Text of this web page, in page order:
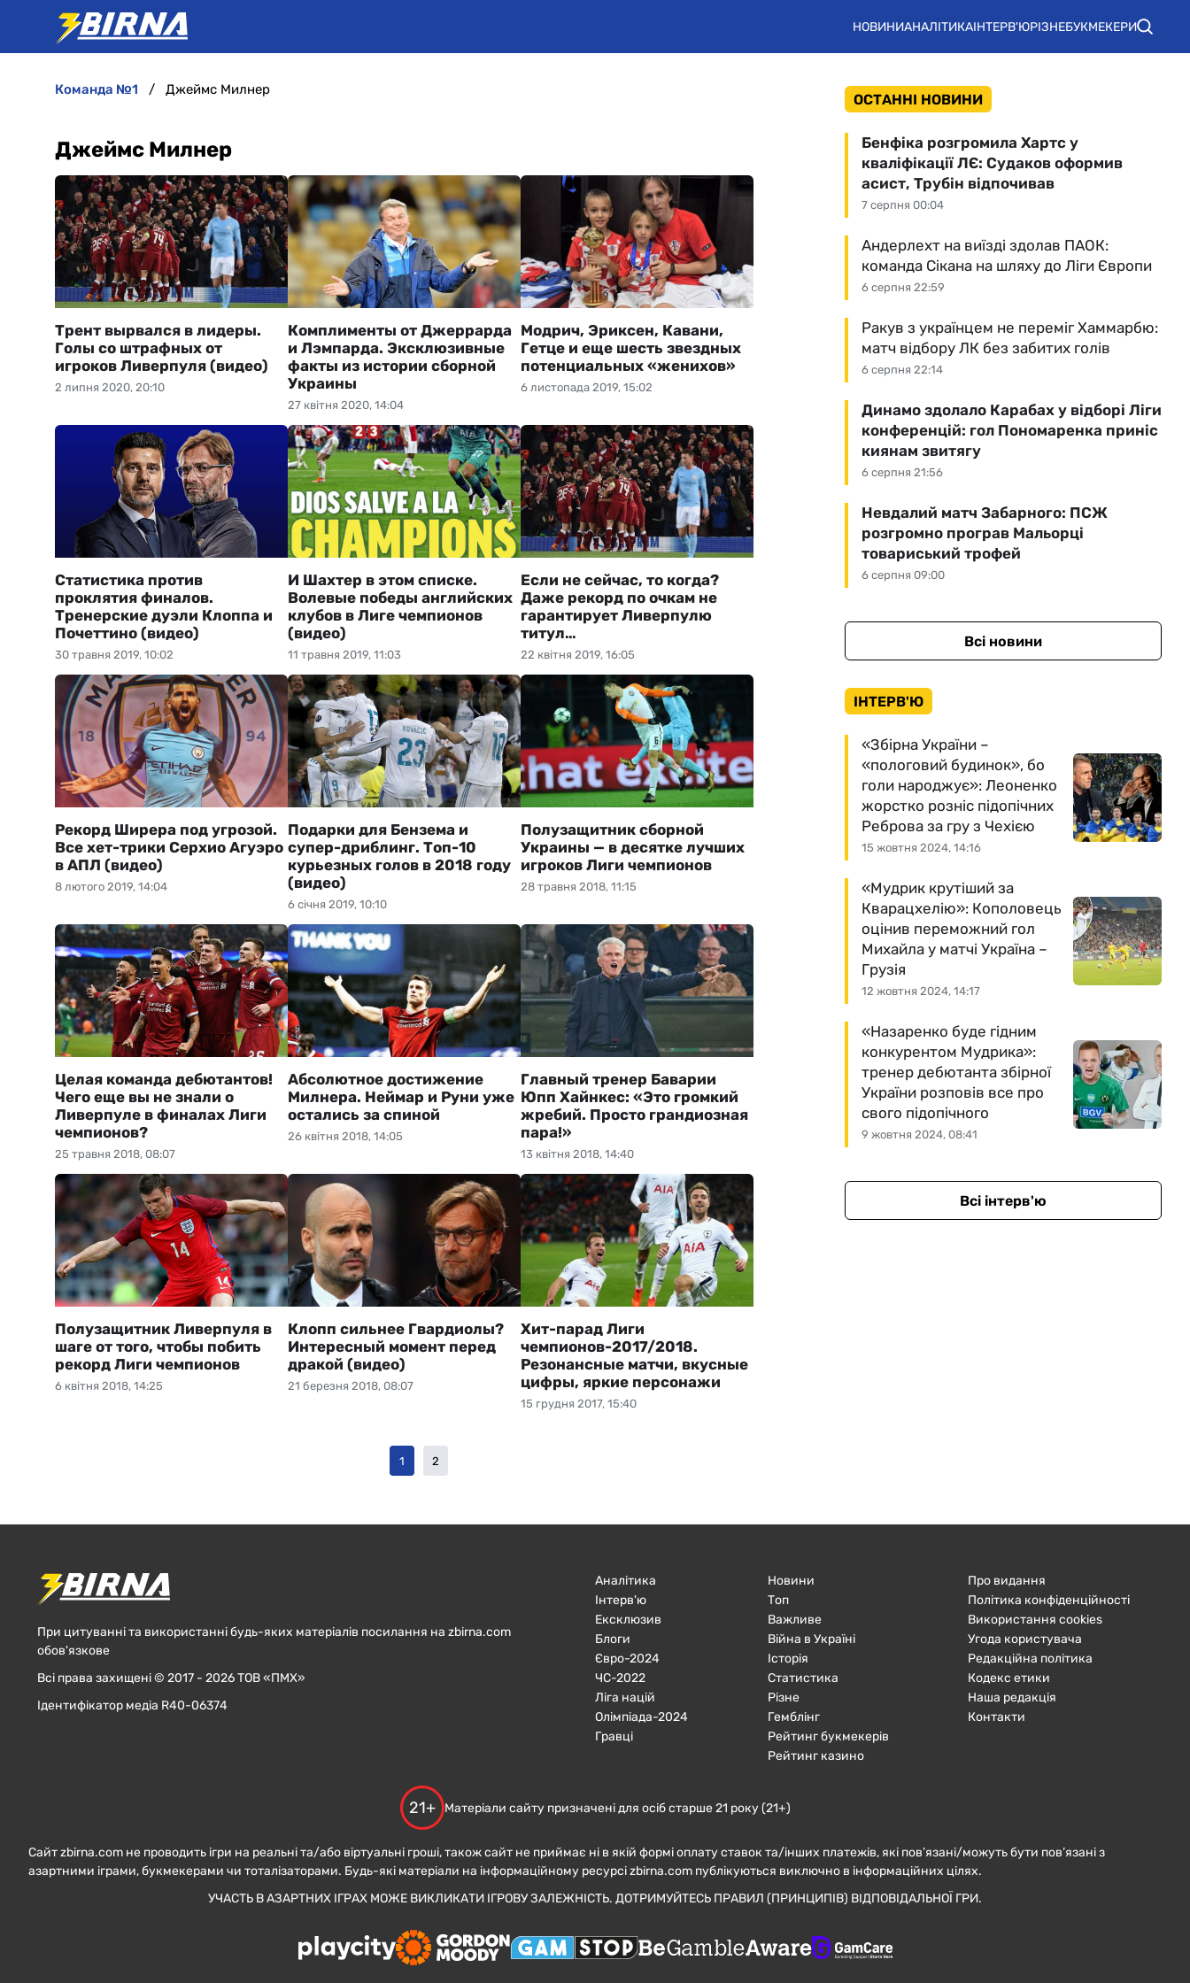
НОВИНИАНАЛІТИКАІНТЕРВ'ЮРІЗНЕБУКМЕКЕРИ
команда №1 Джеймс Милнер
Джеймс Милнер
2 липня 2020, 20:10
Трент вырвался в лидеры.
Голы со штрафных от
игроков Ливерпуля (видео)
27 квітня 2020, 14:04
Комплименты от Джеррарда
и Лэмпарда. Эксклюзивные
факты из истории сборной
Украины
6 листопада 2019, 15:02
Модрич, Эриксен, Кавани,
Гетце и еще шесть звездных
потенциальных «женихов»
30 травня 2019, 10:02
Статистика против
проклятия финалов.
Тренерские дуэли Клоппа и
Почеттино (видео)
11 травня 2019, 11:03
И Шахтер в этом списке.
Волевые победы английских
клубов в Лиге чемпионов
(видео)
22 квітня 2019, 16:05
Если не сейчас, то когда?
Даже рекорд по очкам не
гарантирует Ливерпулю
титул…
8 лютого 2019, 14:04
Рекорд Ширера под угрозой.
Все хет-трики Серхио Агуэро
в АПЛ (видео)
6 січня 2019, 10:10
Подарки для Бензема и
супер-дриблинг. Топ-10
курьезных голов в 2018 году
(видео)
28 травня 2018, 11:15
Полузащитник сборной
Украины — в десятке лучших
игроков Лиги чемпионов
25 травня 2018, 08:07
Целая команда дебютантов!
Чего еще вы не знали о
Ливерпуле в финалах Лиги
чемпионов?
26 квітня 2018, 14:05
Абсолютное достижение
Милнера. Неймар и Руни уже
остались за спиной
13 квітня 2018, 14:40
Главный тренер Баварии
Юпп Хайнкес: «Это громкий
жребий. Просто грандиозная
пара!»
6 квітня 2018, 14:25
Полузащитник Ливерпуля в
шаге от того, чтобы побить
рекорд Лиги чемпионов
21 березня 2018, 08:07
Клопп сильнее Гвардиолы?
Интересный момент перед
дракой (видео)
15 грудня 2017, 15:40
Хит-парад Лиги
чемпионов-2017/2018.
Резонансные матчи, вкусные
цифры, яркие персонажи
1 2
ОСТАННІ НОВИНИ
7 серпня 00:04
Бенфіка розгромила Хартс у
кваліфікації ЛЄ: Судаков оформив
асист, Трубін відпочивав
6 серпня 22:59
Андерлехт на виїзді здолав ПАОК:
команда Сікана на шляху до Ліги Європи
6 серпня 22:14
Ракув з українцем не переміг Хаммарбю:
матч відбору ЛК без забитих голів
6 серпня 21:56
Динамо здолало Карабах у відборі Ліги
конференцій: гол Пономаренка приніс
киянам звитягу
6 серпня 09:00
Невдалий матч Забарного: ПСЖ
розгромно програв Мальорці
товариський трофей
Всі новини
ІНТЕРВ'Ю
15 жовтня 2024, 14:16
«Збірна України –
«пологовий будинок», бо
голи народжує»: Леоненко
жорстко розніс підопічних
Реброва за гру з Чехією
12 жовтня 2024, 14:17
«Мудрик крутіший за
Кварацхелію»: Кополовець
оцінив переможний гол
Михайла у матчі Україна –
Грузія
9 жовтня 2024, 08:41
«Назаренко буде гідним
конкурентом Мудрика»:
тренер дебютанта збірної
України розповів все про
свого підопічного
Всі інтерв'ю
При цитуванні та використанні будь-яких матеріалів посилання на zbirna.com
обов'язкове
Всі права захищені © 2017 - 2026 ТОВ «ПМХ»
Ідентифікатор медіа R40-06374
Аналітика
Інтерв'ю
Ексклюзив
Блоги
Євро-2024
ЧC-2022
Ліга націй
Олімпіада-2024
Гравці
Новини
Топ
Важливе
Війна в Україні
Історія
Статистика
Різне
Гемблінг
Рейтинг букмекерів
Рейтинг казино
Про видання
Політика конфіденційності
Використання cookies
Угода користувача
Редакційна політика
Кодекс етики
Наша редакція
Контакти
21+ Матеріали сайту призначені для осіб старше 21 року (21+)
Сайт zbirna.com не проводить ігри на реальні та/або віртуальні гроші, також сайт не приймає ні в якій формі оплату ставок та/інших платежів, які пов’язані/можуть бути пов’язані з
азартними іграми, букмекерами чи тоталізаторами. Будь-які матеріали на інформаційному ресурсі zbirna.com публікуються виключно в інформаційних цілях.
УЧАСТЬ В АЗАРТНИХ ІГРАХ МОЖЕ ВИКЛИКАТИ ІГРОВУ ЗАЛЕЖНІСТЬ. ДОТРИМУЙТЕСЬ ПРАВИЛ (ПРИНЦИПІВ) ВІДПОВІДАЛЬНОЇ ГРИ.